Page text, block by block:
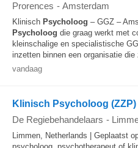
Prorences - Amsterdam
Klinisch Psycholoog – GGZ –
Psycholoog die graag werkt met
kleinschalige en specialistische
inzetten binnen een organisatie
vandaag
Klinisch Psycholoog (ZZP)
De Regiebehandelaars -
Limmen, Netherlands | Geplaatst